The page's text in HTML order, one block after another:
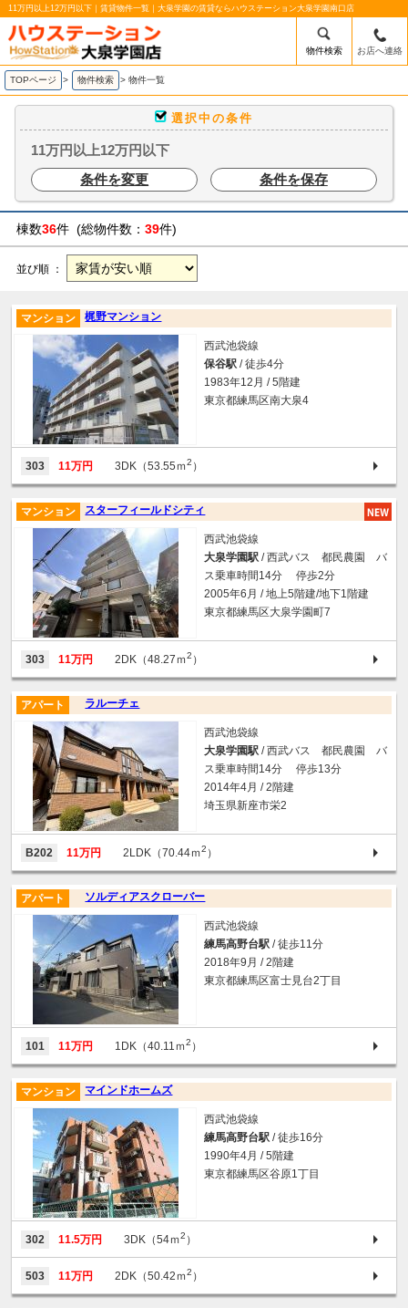
11万円以上12万円以下｜賃貸物件一覧｜大泉学園の賃貸ならハウステーション大泉学園南口店
物件検索 お店へ連絡
TOPページ > 物件検索 > 物件一覧
選択中の条件
11万円以上12万円以下
条件を変更
条件を保存
棟数36件 (総物件数： 39件)
並び順 ：
梶野マンション
マンション
西武池袋線
保谷駅 / 徒歩4分
1983年12月 / 5階建
東京都練馬区南大泉4
303 11万円 3DK（53.55ｍ2 ）
スターフィールドシティ
マンション
西武池袋線
大泉学園駅 / 西武バス 都民農園 バ
ス乗車時間14分 停歩2分
2005年6月 / 地上5階建/地下1階建
東京都練馬区大泉学園町7
303 11万円 2DK（48.27ｍ2 ）
ラルーチェ
アパート
西武池袋線
大泉学園駅 / 西武バス 都民農園 バ
ス乗車時間14分 停歩13分
2014年4月 / 2階建
埼玉県新座市栄2
B202 11万円 2LDK（70.44ｍ2 ）
ソルディアスクローバー
アパート
西武池袋線
練馬高野台駅 / 徒歩11分
2018年9月 / 2階建
東京都練馬区富士見台2丁目
101 11万円 1DK（40.11ｍ2 ）
マインドホームズ
マンション
西武池袋線
練馬高野台駅 / 徒歩16分
1990年4月 / 5階建
東京都練馬区谷原1丁目
302 11.5万円 3DK（54ｍ2 ）
503 11万円 2DK（50.42ｍ2 ）